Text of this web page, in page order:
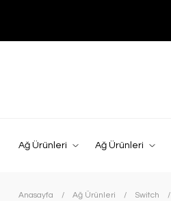
Ağ Ürünleri Ağ Ürünleri
Anasayfa Ağ Ürünleri Switch